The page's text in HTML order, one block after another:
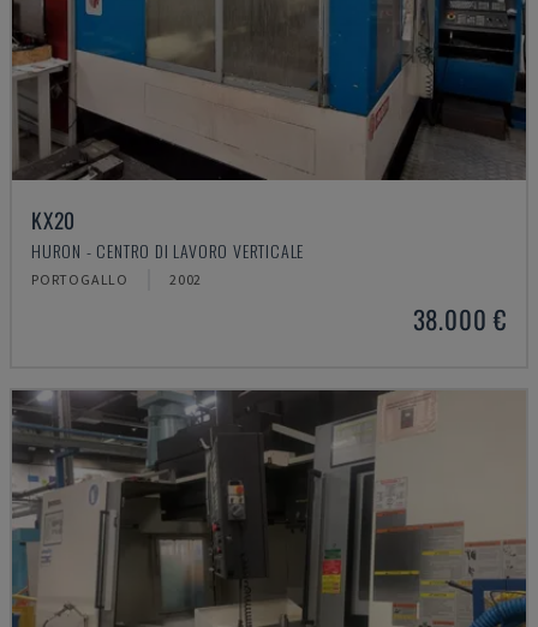
KX20
HURON - CENTRO DI LAVORO VERTICALE
PORTOGALLO 2002
38.000 €